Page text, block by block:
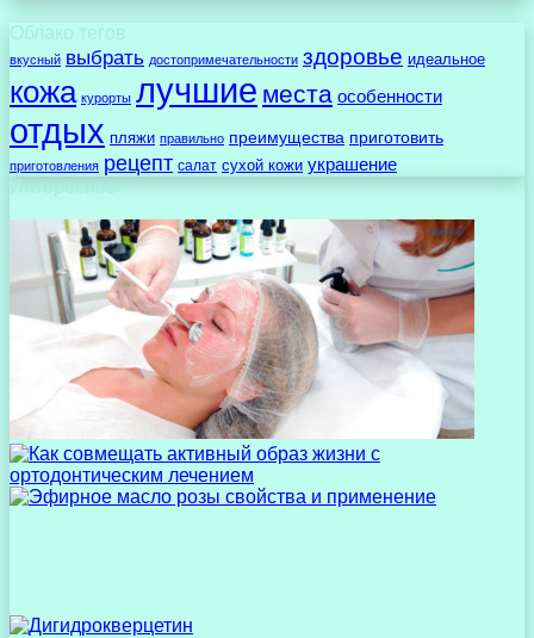
Облако тегов
вкусный выбрать достопримечательности здоровье идеальное
кожа курорты лучшие места особенности
отдых пляжи правильно преимущества приготовить
приготовления рецепт салат сухой кожи украшение